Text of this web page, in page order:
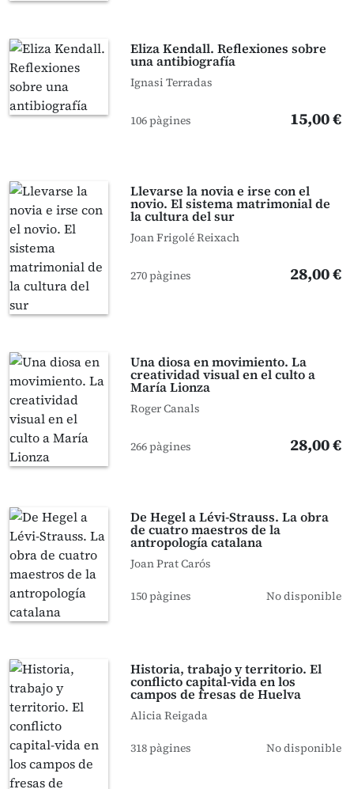
Eliza Kendall. Reflexiones sobre
una antibiografía
Ignasi Terradas
106 pàgines 15,00 €
Llevarse la novia e irse con el
novio. El sistema matrimonial de
la cultura del sur
Joan Frigolé Reixach
270 pàgines 28,00 €
Una diosa en movimiento. La
creatividad visual en el culto a
María Lionza
Roger Canals
266 pàgines 28,00 €
De Hegel a Lévi-Strauss. La obra
de cuatro maestros de la
antropología catalana
Joan Prat Carós
150 pàgines No disponible
Historia, trabajo y territorio. El
conflicto capital-vida en los
campos de fresas de Huelva
Alicia Reigada
318 pàgines No disponible